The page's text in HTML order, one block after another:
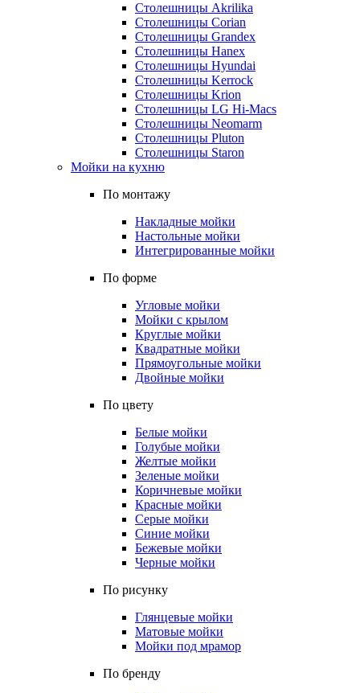
Столешницы Akrilika
Столешницы Corian
Столешницы Grandex
Столешницы Hanex
Столешницы Hyundai
Столешницы Kerrock
Столешницы Krion
Столешницы LG Hi-Macs
Столешницы Neomarm
Столешницы Pluton
Столешницы Staron
Мойки на кухню
По монтажу
Накладные мойки
Настольные мойки
Интегрированные мойки
По форме
Угловые мойки
Мойки с крылом
Круглые мойки
Квадратные мойки
Прямоугольные мойки
Двойные мойки
По цвету
Белые мойки
Голубые мойки
Желтые мойки
Зеленые мойки
Коричневые мойки
Красные мойки
Серые мойки
Синие мойки
Бежевые мойки
Черные мойки
По рисунку
Глянцевые мойки
Матовые мойки
Мойки под мрамор
По бренду